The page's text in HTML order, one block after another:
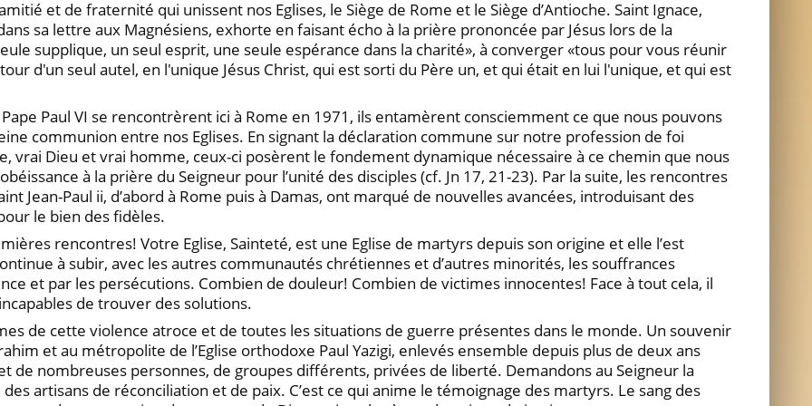
et de fraternité qui unissent nos Eglises, le Siège de Rome et le Siège d’Antioche. Saint Ignace,
sa lettre aux Magnésiens, exhorte en faisant écho à la prière prononcée par Jésus lors de la
supplique, un seul esprit, une seule espérance dans la charité», à converger «tous pour vous réunir
d'un seul autel, en l'unique Jésus Christ, qui est sorti du Père un, et qui était en lui l'unique, et qui est
Paul VI se rencontrèrent ici à Rome en 1971, ils entamèrent consciemment ce que nous pouvons
communion entre nos Eglises. En signant la déclaration commune sur notre profession de foi
vrai Dieu et vrai homme, ceux-ci posèrent le fondement dynamique nécessaire à ce chemin que nous
à la prière du Seigneur pour l’unité des disciples (cf. Jn 17, 21-23). Par la suite, les rencontres
Jean-Paul ii, d’abord à Rome puis à Damas, ont marqué de nouvelles avancées, introduisant des
le bien des fidèles.
rencontres! Votre Eglise, Sainteté, est une Eglise de martyrs depuis son origine et elle l’est
à subir, avec les autres communautés chrétiennes et d’autres minorités, les souffrances
et par les persécutions. Combien de douleur! Combien de victimes innocentes! Face à tout cela, il
de trouver des solutions.
de cette violence atroce et de toutes les situations de guerre présentes dans le monde. Un souvenir
et au métropolite de l’Eglise orthodoxe Paul Yazigi, enlevés ensemble depuis plus de deux ans
de nombreuses personnes, de groupes différents, privées de liberté. Demandons au Seigneur la
artisans de réconciliation et de paix. C’est ce qui anime le témoignage des martyrs. Le sang des